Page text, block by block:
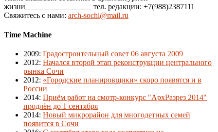
жизни_________________ тел. редакции: +7(988)2387111
Свяжитесь с нами: arch-sochi@mail.ru
Time Machine
2009: Градостроительный совет 06 августа 2009
2012: Начался второй этап реконструкции центрального
рынка Сочи
2012: «Городские планировщики» скоро появятся и в
России
2014: Приём работ на смотр-конкурс "АрхРазрез 2014"
продлён до 1 сентября
2014: Новый микрорайон для многодетных семей
появится в Сочи